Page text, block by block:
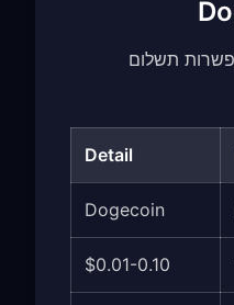
תשלום
Detail
Dogecoin
$0.01-0.10